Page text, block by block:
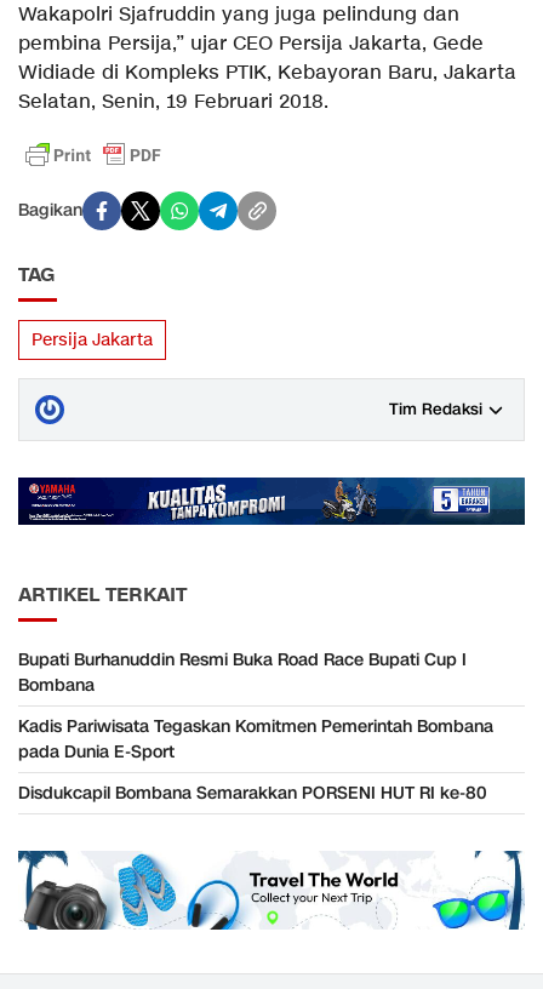
Wakapolri Sjafruddin yang juga pelindung dan
pembina Persija,” ujar CEO Persija Jakarta, Gede
Widiade di Kompleks PTIK, Kebayoran Baru, Jakarta
Selatan, Senin, 19 Februari 2018.
Bagikan
TAG
Persija Jakarta
Tim Redaksi
ARTIKEL TERKAIT
Bupati Burhanuddin Resmi Buka Road Race Bupati Cup I
Bombana
Kadis Pariwisata Tegaskan Komitmen Pemerintah Bombana
pada Dunia E-Sport
Disdukcapil Bombana Semarakkan PORSENI HUT RI ke-80